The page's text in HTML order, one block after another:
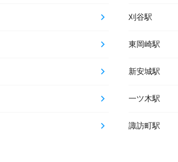
刈谷駅
東岡崎駅
新安城駅
一ツ木駅
諏訪町駅